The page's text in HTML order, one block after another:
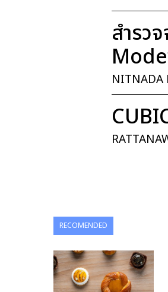
สำรว
NITNADA
RECOMENDED